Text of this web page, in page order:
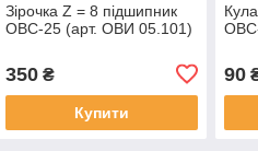
Зірочка Z = 8 підшипник
ОВС-25 (арт. ОВИ 05.101)
350₴
Купити
90